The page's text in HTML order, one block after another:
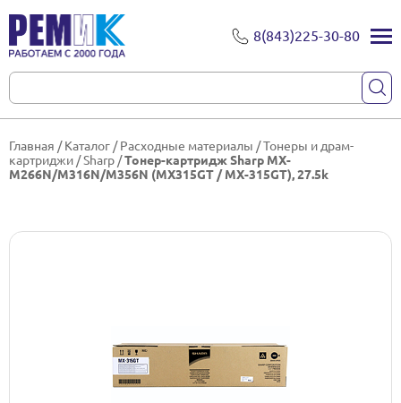
8(843)225-30-80
Главная /Каталог /Расходные материалы /Тонеры и драм-
картриджи /Sharp /Тонер-картридж Sharp MX-
M266N/M316N/M356N (MX315GT / MX-315GT), 27.5k